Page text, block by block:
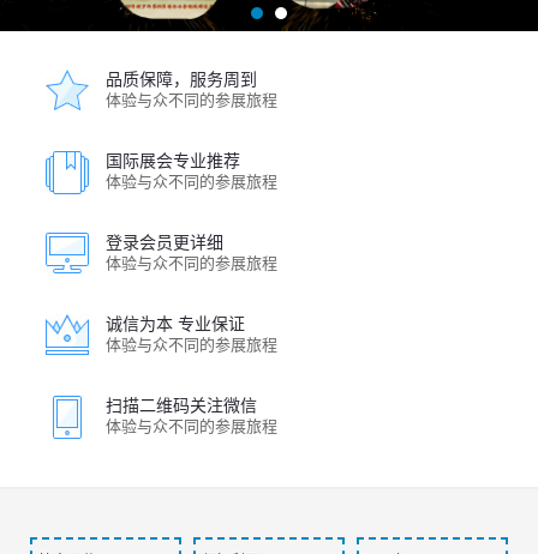
品质保障，服务周到
体验与众不同的参展旅程
国际展会专业推荐
体验与众不同的参展旅程
登录会员更详细
体验与众不同的参展旅程
诚信为本 专业保证
体验与众不同的参展旅程
扫描二维码关注微信
体验与众不同的参展旅程